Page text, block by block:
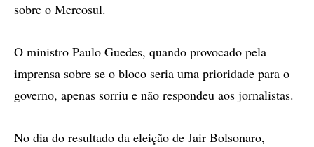
sobre o Mercosul.
O ministro Paulo Guedes, quando provocado pela
imprensa sobre se o bloco seria uma prioridade para o
governo, apenas sorriu e não respondeu aos jornalistas.
No dia do resultado da eleição de Jair Bolsonaro,